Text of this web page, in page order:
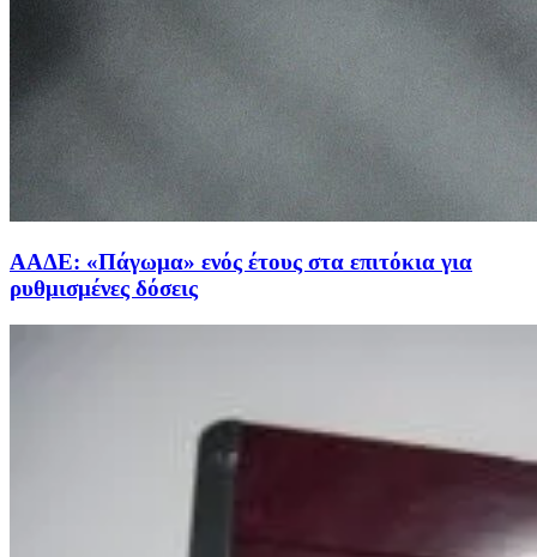
ΑΑΔΕ: «Πάγωμα» ενός έτους στα επιτόκια για
ρυθμισμένες δόσεις